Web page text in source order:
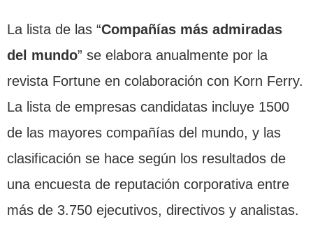
La lista de las “Compañías más admiradas
del mundo” se elabora anualmente por la
revista Fortune en colaboración con Korn Ferry.
La lista de empresas candidatas incluye 1500
de las mayores compañías del mundo, y las
clasificación se hace según los resultados de
una encuesta de reputación corporativa entre
más de 3.750 ejecutivos, directivos y analistas.